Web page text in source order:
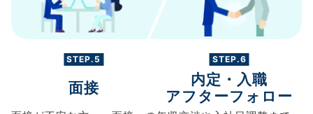
STEP.5
面接
STEP.6
内定・入職
アフターフォロー